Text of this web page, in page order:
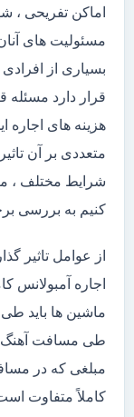
اماکن تفریحی ،
مسئولیت های
بسیاری از
قرار دارد
هزینه های
متعددی بر آن
شرایط مختلف ،
کنیم به بررسی
از عوامل تاثیر
اجاره آمبولانس
ماشین ها باید طی
طی مسافت آهنگ
مبلغی که در
کاملاً متفاوت